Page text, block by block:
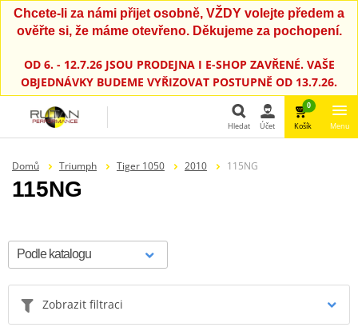
Chcete-li za námi přijet osobně, VŽDY volejte předem a
ověřte si, že máme otevřeno. Děkujeme za pochopení.
OD 6. - 12.7.26 JSOU PRODEJNA I E-SHOP ZAVŘENÉ. VAŠE
OBJEDNÁVKY BUDEME VYŘIZOVAT POSTUPNĚ OD 13.7.26.
Hledat Účet
0
Košík Menu
Domů Triumph Tiger 1050 2010 115NG
115NG
Zobrazit filtraci